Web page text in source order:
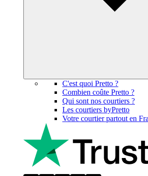
C'est quoi Pretto ?
Combien coûte Pretto ?
Qui sont nos courtiers ?
Les courtiers byPretto
Votre courtier partout en